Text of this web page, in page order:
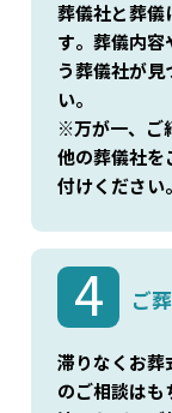
葬儀社と葬儀
す。葬儀内容
う葬儀社が見
い。
※万が一、ご
他の葬儀社を
付けください。
4 ご
滞りなくお葬
のご相談はも